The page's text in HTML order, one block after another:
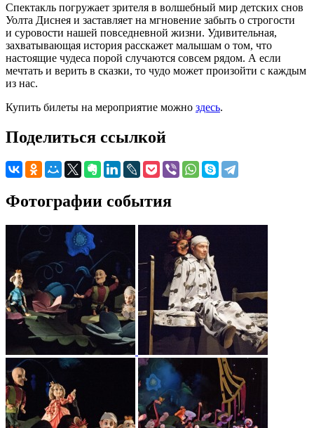
Спектакль погружает зрителя в волшебный мир детских снов
Уолта Диснея и заставляет на мгновение забыть о строгости
и суровости нашей повседневной жизни. Удивительная,
захватывающая история расскажет малышам о том, что
настоящие чудеса порой случаются совсем рядом. А если
мечтать и верить в сказки, то чудо может произойти с каждым
из нас.
Купить билеты на мероприятие можно здесь.
Поделиться ссылкой
Фотографии события